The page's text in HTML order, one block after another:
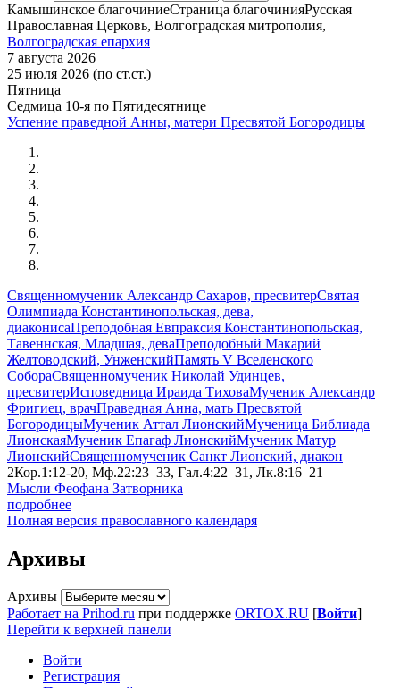
Камышинское благочиниеСтраница благочинияРусская
Православная Церковь, Волгоградская митрополия,
Волгоградская епархия
7 августа 2026
25 июля 2026 (по ст.ст.)
Пятница
Седмица 10-я по Пятидесятнице
Успение праведной Анны, матери Пресвятой Богородицы
Священномученик Александр Сахаров, пресвитерСвятая
Олимпиада Константинопольская, дева,
диаконисаПреподобная Евпраксия Константинопольская,
Тавеннская, Младшая, деваПреподобный Макарий
Желтоводский, УнженскийПамять V Вселенского
СобораСвященномученик Николай Удинцев,
пресвитерИсповедница Ираида ТиховаМученик Александр
Фригиец, врачПраведная Анна, мать Пресвятой
БогородицыМученик Аттал ЛионскийМученица Библиада
ЛионскаяМученик Епагаф ЛионскийМученик Матур
ЛионскийСвященномученик Санкт Лионский, диакон
2Кор.1:12-20, Мф.22:23–33, Гал.4:22–31, Лк.8:16–21
Мысли Феофана Затворника
подробнее
Полная версия православного календаря
Архивы
Архивы
Работает на Prihod.ru при поддержке ORTOX.RU [Войти]
Перейти к верхней панели
Войти
Регистрация